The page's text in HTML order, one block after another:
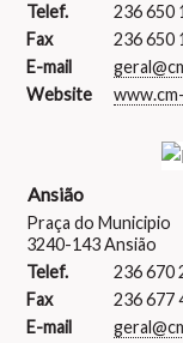
Telef.
236 650
Fax
236 650
E-mail
Website
Ansião
Praça do Municipio
3240-143 Ansião
Telef.
236 670
Fax
236 677
E-mail